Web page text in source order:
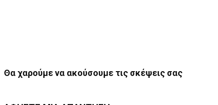
Θα χαρούμε να ακούσουμε τις σκέψεις σας